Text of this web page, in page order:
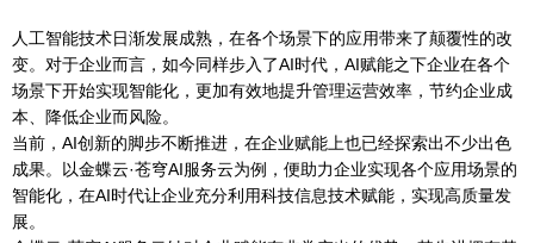
人工智能技术日渐发展成熟，在各个场景下的应用带来了颠覆性的改
变。对于企业而言，如今同样步入了AI时代，AI赋能之下企业在各个
场景下开始实现智能化，更加有效地提升管理运营效率，节约企业成
本、降低企业而风险。
当前，AI创新的脚步不断推进，在企业赋能上也已经探索出不少出色
成果。以金蝶云·苍穹AI服务云为例，便助力企业实现各个应用场景的
智能化，在AI时代让企业充分利用科技信息技术赋能，实现高质量发
展。